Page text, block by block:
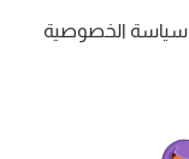
سياسة الخصوصية